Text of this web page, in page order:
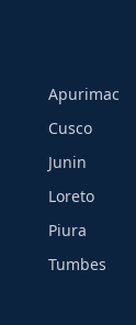
Apurimac
Cusco
Junin
Loreto
Piura
Tumbes